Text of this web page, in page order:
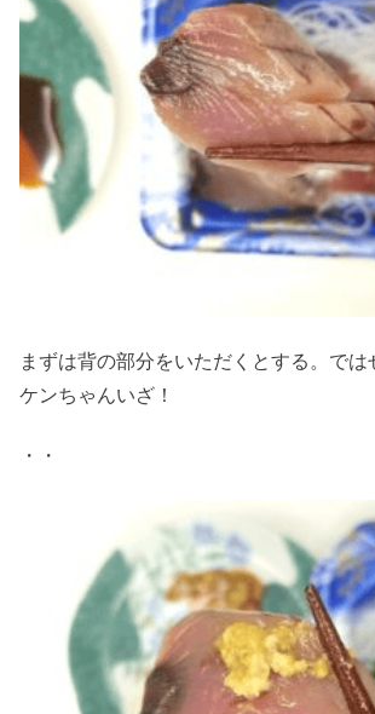
まずは背の部分をいただくとする。では
ケンちゃんいざ！
・・